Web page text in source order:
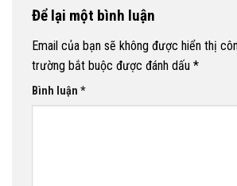
Để lại một bình luận
Email của bạn sẽ không được hiển thị
trường bắt buộc được đánh dấu *
Bình luận *